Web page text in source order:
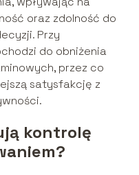
oraz zdolność do
Przy
do obniżenia
przez co
satysfakcję z
kontrolę